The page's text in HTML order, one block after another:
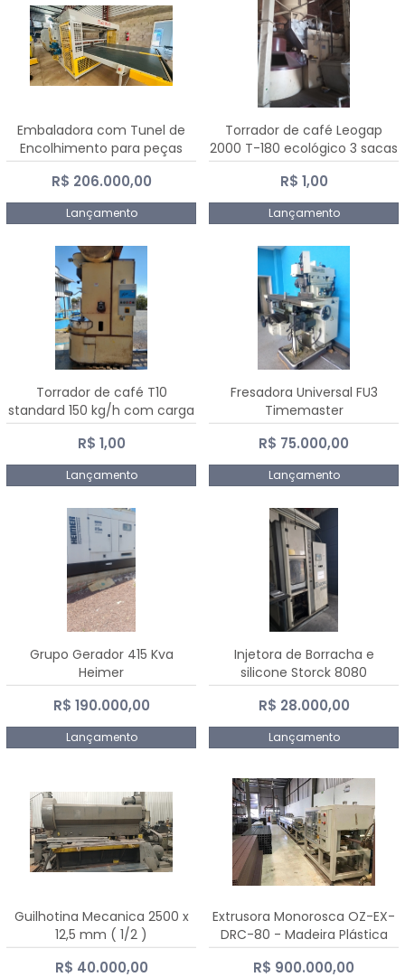
Embaladora com Tunel de
Encolhimento para peças
grandes portas janelas -
Dalmak
R$ 206.000,00
Lançamento
Torrador de café Leogap
2000 T-180 ecológico 3 sacas
de carga 540 kg/h
R$ 1,00
Lançamento
Torrador de café T10
standard 150 kg/h com carga
de 10 kg
R$ 1,00
Lançamento
Fresadora Universal FU3
Timemaster
R$ 75.000,00
Lançamento
Grupo Gerador 415 Kva
Heimer
R$ 190.000,00
Lançamento
Injetora de Borracha e
silicone Storck 8080
R$ 28.000,00
Lançamento
Guilhotina Mecanica 2500 x
12,5 mm ( 1/2 )
R$ 40.000,00
Extrusora Monorosca OZ-EX-
DRC-80 - Madeira Plástica
R$ 900.000,00